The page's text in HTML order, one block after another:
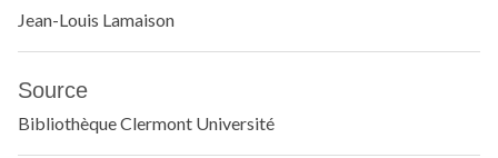
Jean-Louis Lamaison
Source
Bibliothèque Clermont Université